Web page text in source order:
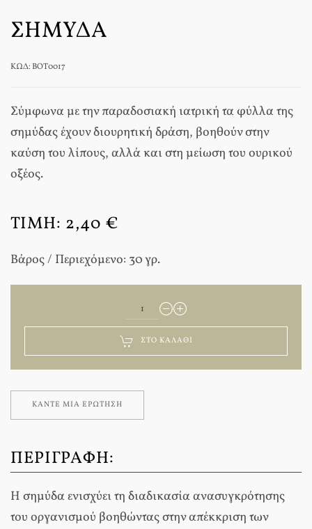
ΣΗΜΎΔΑ
ΚΩΔ: BOT0017
Σύμφωνα με την παραδοσιακή ιατρική τα φύλλα της
σημύδας έχουν διουρητική δράση, βοηθούν στην
καύση του λίπους, αλλά και στη μείωση του ουρικού
οξέος.
ΤΙΜΉ: 2,40 €
Βάρος / Περιεχόμενο: 30 γρ.
ΣΤΟ ΚΑΛΆΘΙ
ΚΆΝΤΕ ΜΊΑ ΕΡΏΤΗΣΗ
ΠΕΡΙΓΡΑΦΉ:
Η σημύδα ενισχύει τη διαδικασία ανασυγκρότησης
του οργανισμού βοηθώντας στην απέκκριση των